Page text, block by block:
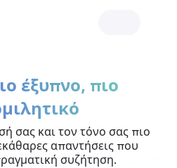
έξυπνο, πιο
σας και τον τόνο σας πιο
απαντήσεις που
συζήτηση.